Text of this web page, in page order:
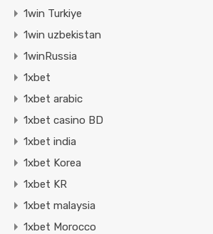
1win Turkiye
1win uzbekistan
1winRussia
1xbet
1xbet arabic
1xbet casino BD
1xbet india
1xbet Korea
1xbet KR
1xbet malaysia
1xbet Morocco